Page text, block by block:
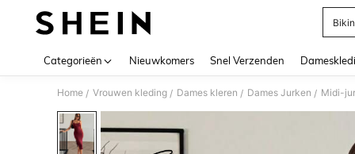
Categorieën Nieuwkomers Snel Verzenden
Home / Vrouwen kleding / Dames kleren / Dames Jurken / Midi-